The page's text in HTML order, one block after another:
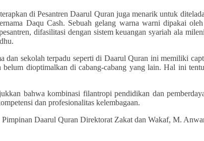
di Pesantren Daarul Quran juga menarik untuk
Daqu Cash. Sebuah gelang warna warni dipakai
difasilitasi dengan sistem keuangan syariah ala
dan sekolah terpadu seperti di Daarul Quran ini memiliki
belum dioptimalkan di cabang-cabang yang lain. Hal ini
bahwa kombinasi filantropi pendidikan dan
dan profesionalitas kelembagaan.
Daarul Quran Direktorat Zakat dan Wakaf, M.